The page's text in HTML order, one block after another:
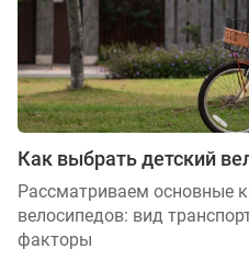
Как выбрать детский
Рассматриваем основные
велосипедов: вид
факторы